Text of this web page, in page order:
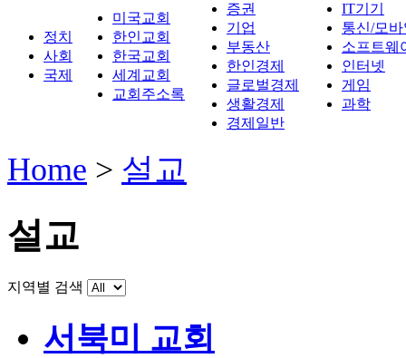
정치
사회
국제
미국교회
한인교회
한국교회
세계교회
교회주소록
증권
기업
부동산
한인경제
글로벌경제
생활경제
경제일반
IT기기
통신/모
소프트웨
인터넷
게임
과학
Home > 설교
설교
지역별 검색
서북미 교회